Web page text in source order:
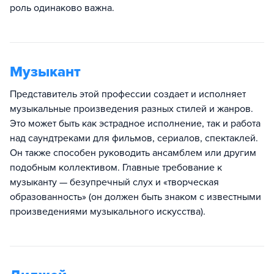
роль одинаково важна.
Музыкант
Представитель этой профессии создает и исполняет
музыкальные произведения разных стилей и жанров.
Это может быть как эстрадное исполнение, так и работа
над саундтреками для фильмов, сериалов, спектаклей.
Он также способен руководить ансамблем или другим
подобным коллективом. Главные требование к
музыканту — безупречный слух и «творческая
образованность» (он должен быть знаком с известными
произведениями музыкального искусства).